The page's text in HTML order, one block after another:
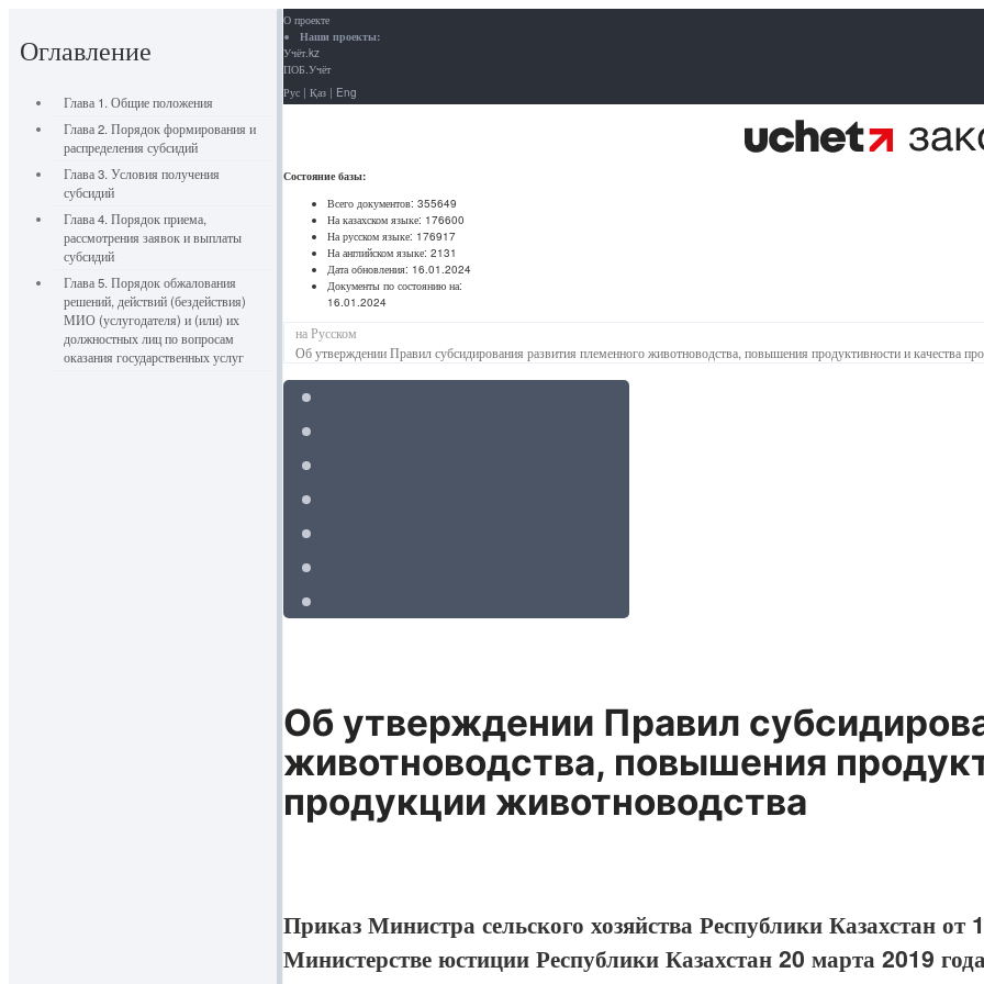
Оглавление
Глава 1. Общие положения
Глава 2. Порядок формирования и
распределения субсидий
Глава 3. Условия получения
субсидий
Глава 4. Порядок приема,
рассмотрения заявок и выплаты
субсидий
Глава 5. Порядок обжалования
решений, действий (бездействия)
МИО (услугодателя) и (или) их
должностных лиц по вопросам
оказания государственных услуг
О проекте
Наши проекты:
Учёт.kz
ПОБ.Учёт
Рус | Қаз | Eng
Состояние базы:
Всего документов: 355649
На казахском языке: 176600
На русском языке: 176917
На английском языке: 2131
Дата обновления: 16.01.2024
Документы по состоянию на:
16.01.2024
на Русском
Об утверждении Правил субсидирования развития племенного животноводства, повышения продуктивности и качества
Об утверждении Правил
животноводства, повышения
продукции животноводства
Приказ Министра сельского хозяйства Республики Казахстан
Министерстве юстиции Республики Казахстан 20 марта 2019